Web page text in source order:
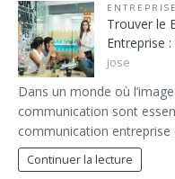
ENTREPRISE
Trouver le
Entreprise
jose
Dans un monde où
communication sont
communication
Continuer la lecture